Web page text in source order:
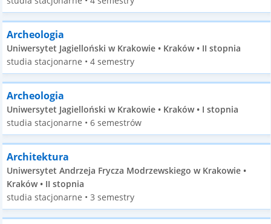
Archeologia
Uniwersytet Jagielloński w Krakowie • Kraków • II stopnia
studia stacjonarne • 4 semestry
Archeologia
Uniwersytet Jagielloński w Krakowie • Kraków • I stopnia
studia stacjonarne • 6 semestrów
Architektura
Uniwersytet Andrzeja Frycza Modrzewskiego w Krakowie •
Kraków • II stopnia
studia stacjonarne • 3 semestry